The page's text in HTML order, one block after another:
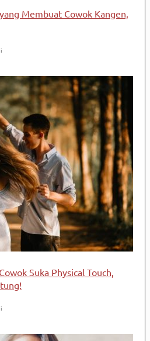
Membuat Cowok Kangen,
Suka Physical Touch,